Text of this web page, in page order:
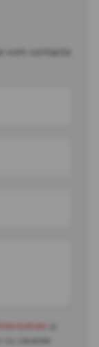
vom contacta
cu caracter